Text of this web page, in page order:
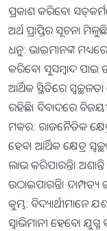
ପ୍ରକାଶ କରିବେ।
ଅର୍ଥ ପ୍ରାପ୍ତିର ସୂଚନା
ଧନୁ: ଭାଇମାନଙ୍କ
କରିବେ। ସୁସମ୍ବାଦ ପାଇ
ଆର୍ଥିକ ସ୍ଥିତିରେ
ରହିଛି। ବିବାଦରେ
ମକର: ରାଜନୈତିକ
ହେବ। ଆର୍ଥିକ କ୍ଷେତ୍ର
ଲାଭ କରିପାରନ୍ତି।
ଉଠାଇପାରନ୍ତି।
କୁମ୍ଭ: ବିଦ୍ୟାର୍ଥୀମାନେ
ସ୍ୱାଭିମାନୀ ହେବେ।